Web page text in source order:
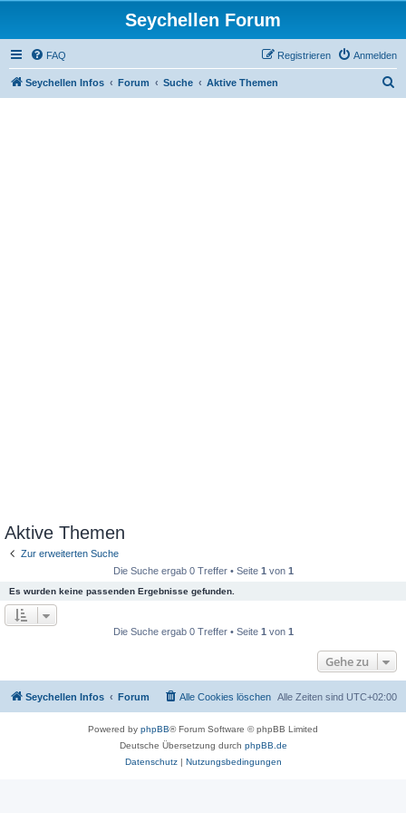
Seychellen Forum
FAQ Anmelden
Registrieren
Seychellen Infos Forum Suche Aktive Themen
Aktive Themen
Zur erweiterten Suche
Die Suche ergab 0 Treffer • Seite 1 von 1
Es wurden keine passenden Ergebnisse gefunden.
Die Suche ergab 0 Treffer • Seite 1 von 1
Gehe zu
Seychellen Infos Forum Alle Zeiten sind UTC+02:00
Alle Cookies löschen
Powered by phpBB® Forum Software © phpBB Limited
Deutsche Übersetzung durch phpBB.de
Datenschutz| Nutzungsbedingungen